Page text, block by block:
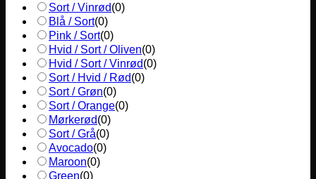
Sort / Vinrød(0)
Blå / Sort(0)
Pink / Sort(0)
Hvid / Sort / Oliven(0)
Hvid / Sort / Vinrød(0)
Sort / Hvid / Rød(0)
Sort / Grøn(0)
Sort / Orange(0)
Mørkerød(0)
Sort / Grå(0)
Avocado(0)
Maroon(0)
Green(0)